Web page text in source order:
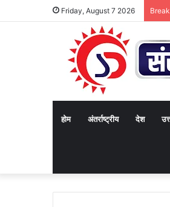
Friday, August 7 2026
होम अंतर्राष्ट्रीय देश